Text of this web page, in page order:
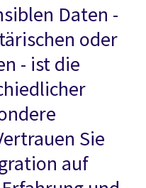
Daten -
oder
- ist die
Sie
auf